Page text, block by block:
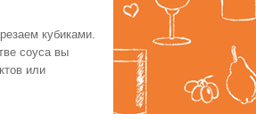
кубиками.
соуса вы
или